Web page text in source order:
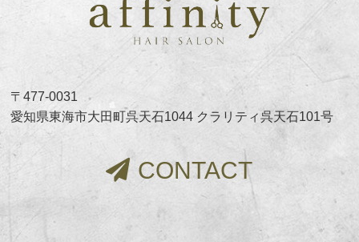
〒477-0031
愛知県東海市大田町呉天石1044 クラリティ呉天石101号
CONTACT